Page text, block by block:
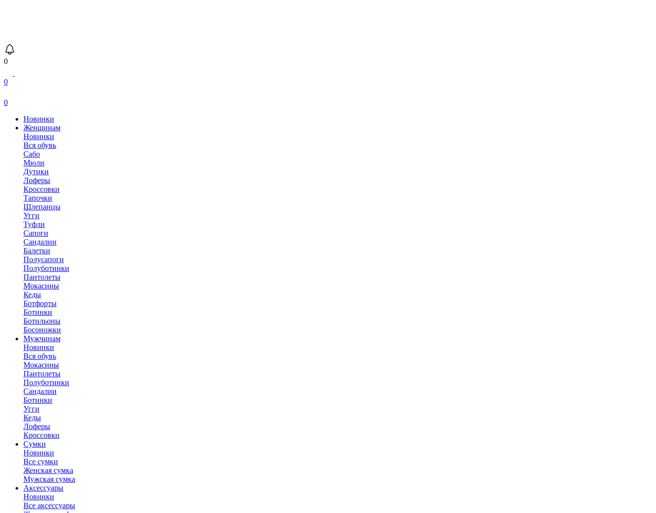
0
0
0
Новинки
Женщинам
Новинки
Вся обувь
Сабо
Мюли
Дутики
Лоферы
Кроссовки
Тапочки
Шлепанцы
Угги
Туфли
Сапоги
Сандалии
Балетки
Полусапоги
Полуботинки
Пантолеты
Мокасины
Кеды
Ботфорты
Ботинки
Ботильоны
Босоножки
Мужчинам
Новинки
Вся обувь
Мокасины
Пантолеты
Полуботинки
Сандалии
Ботинки
Угги
Кеды
Лоферы
Кроссовки
Сумки
Новинки
Все сумки
Женская сумка
Мужская сумка
Аксессуары
Новинки
Все аксессуары